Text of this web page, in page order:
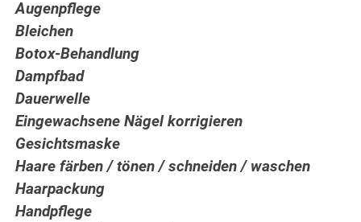
Augenpflege
Bleichen
Botox-Behandlung
Dampfbad
Dauerwelle
Eingewachsene Nägel korrigieren
Gesichtsmaske
Haare färben / tönen / schneiden / waschen
Haarpackung
Handpflege